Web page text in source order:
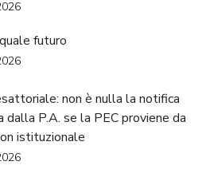
futuro
non è nulla la notifica
P.A. se la PEC proviene da
istituzionale